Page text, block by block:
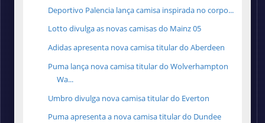
Deportivo Palencia lança camisa inspirada no corpo...
Lotto divulga as novas camisas do Mainz 05
Adidas apresenta nova camisa titular do Aberdeen
Puma lança nova camisa titular do Wolverhampton
Wa...
Umbro divulga nova camisa titular do Everton
Puma apresenta a nova camisa titular do Dundee